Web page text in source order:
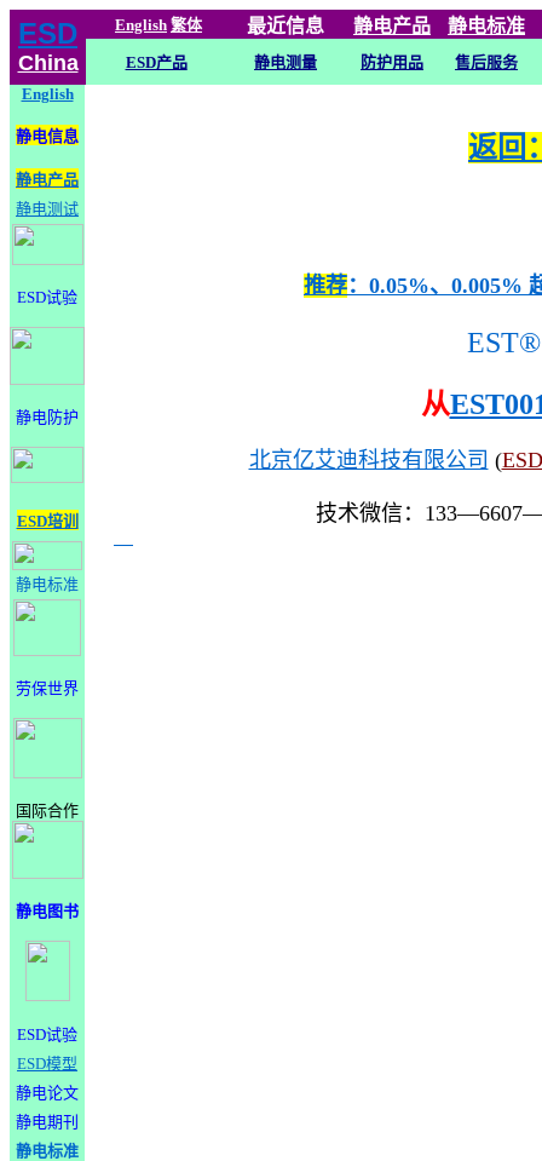
ESD
China
English 繁体 最近信息 静电产品 静电标准
ESD产品 静电测量 防护用品
售后服务
English
静电信息
静电产品
静电测试
ESD试验
静电防护
ESD培训
静电标准
劳保世界
国际合作
静电图书
ESD试验
ESD模型
静电论文
静电期刊
静电标准
返回
推荐：0.05%、0.005%
EST®
从
北京亿艾迪科技有限公司 (
技术微信：